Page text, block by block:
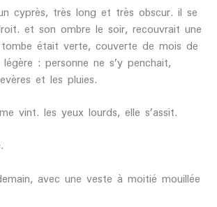
cyprès, très long et très obscur. il se
et son ombre le soir, recouvrait une
était verte, couverte de mois de
: personne ne s’y penchait,
et les pluies.
vint. les yeux lourds, elle s’assit.
avec une veste à moitié mouillée